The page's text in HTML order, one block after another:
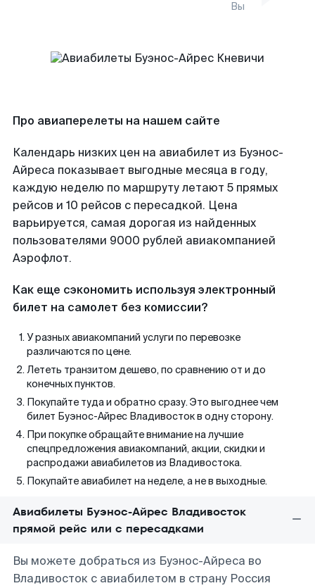
Вы
Про авиаперелеты на нашем сайте
Календарь низких цен на авиабилет из Буэнос-
Айреса показывает выгодные месяца в году,
каждую неделю по маршруту летают 5 прямых
рейсов и 10 рейсов с пересадкой. Цена
варьируется, самая дорогая из найденных
пользователями 9000 рублей авиакомпанией
Аэрофлот.
Как еще сэкономить используя электронный
билет на самолет без комиссии?
У разных авиакомпаний услуги по перевозке
различаются по цене.
Лететь транзитом дешево, по сравнению от и до
конечных пунктов.
Покупайте туда и обратно сразу. Это выгоднее чем
билет Буэнос-Айрес Владивосток в одну сторону.
При покупке обращайте внимание на лучшие
спецпредложения авиакомпаний, акции, скидки и
распродажи авиабилетов из Владивостока.
Покупайте авиабилет на неделе, а не в выходные.
Авиабилеты Буэнос-Айрес Владивосток
прямой рейс или с пересадками
Вы можете добраться из Буэнос-Айреса во
Владивосток с авиабилетом в страну Россия